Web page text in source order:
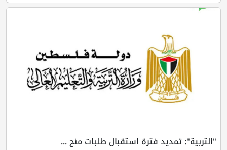
"التربية": تمديد فترة استقبال طلبات منح ...